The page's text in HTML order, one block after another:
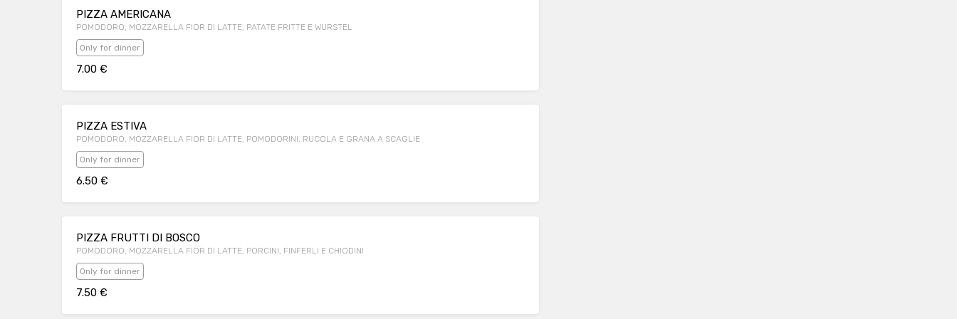
PIZZA AMERICANA
POMODORO, MOZZARELLA FIOR DI LATTE, PATATE FRITTE E WURSTEL
Only for dinner
7.00 €
PIZZA ESTIVA
POMODORO, MOZZARELLA FIOR DI LATTE, POMODORINI, RUCOLA E GRANA A SCAGLIE
Only for dinner
6.50 €
PIZZA FRUTTI DI BOSCO
POMODORO, MOZZARELLA FIOR DI LATTE, PORCINI, FINFERLI E CHIODINI
Only for dinner
7.50 €